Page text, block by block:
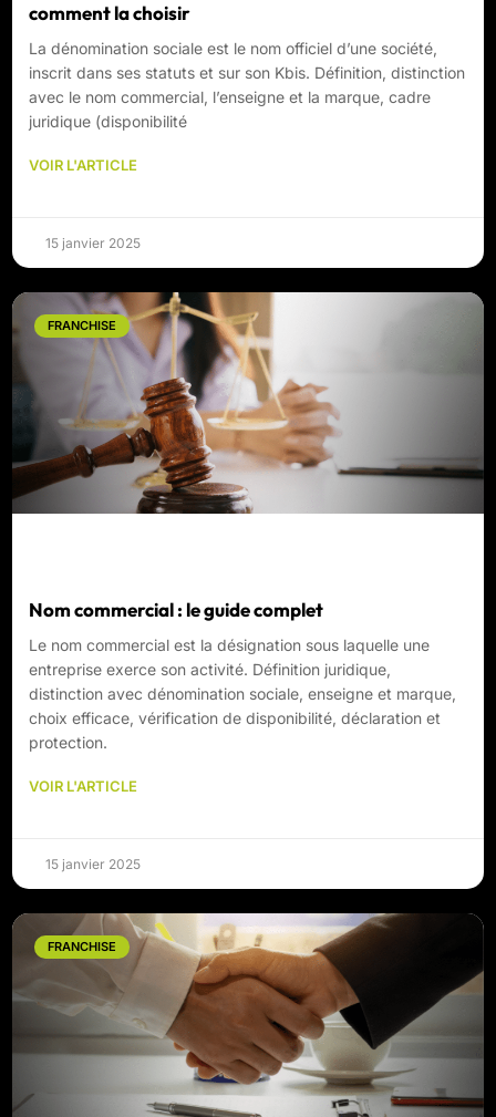
comment la choisir
La dénomination sociale est le nom officiel d’une société,
inscrit dans ses statuts et sur son Kbis. Définition, distinction
avec le nom commercial, l’enseigne et la marque, cadre
juridique (disponibilité
VOIR L'ARTICLE
15 janvier 2025
FRANCHISE
Nom commercial : le guide complet
Le nom commercial est la désignation sous laquelle une
entreprise exerce son activité. Définition juridique,
distinction avec dénomination sociale, enseigne et marque,
choix efficace, vérification de disponibilité, déclaration et
protection.
VOIR L'ARTICLE
15 janvier 2025
FRANCHISE